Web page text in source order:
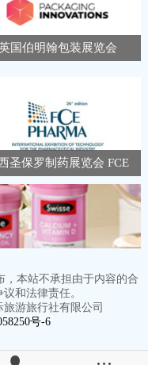
国伯明翰包装展览会
Empack
圣保罗制药展览会 FCE
Pharma
，本站不承担由于内容的合
和法律责任。
游旅行社有限公司
号-6